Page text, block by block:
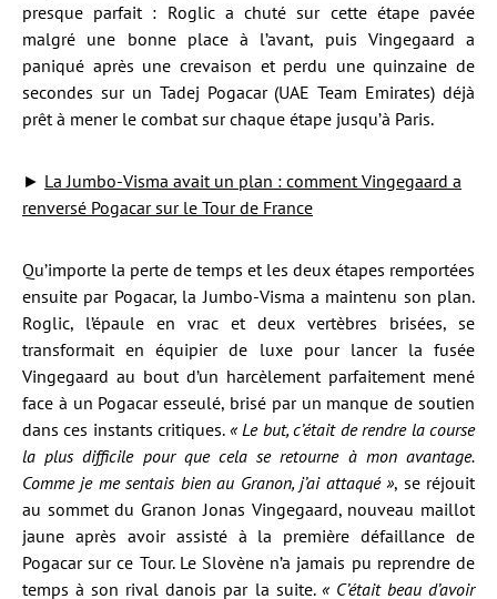
presque parfait : Roglic a chuté sur cette étape pavée
malgré une bonne place à l’avant, puis Vingegaard a
paniqué après une crevaison et perdu une quinzaine de
secondes sur un Tadej Pogacar (UAE Team Emirates) déjà
prêt à mener le combat sur chaque étape jusqu’à Paris.
► La Jumbo-Visma avait un plan : comment Vingegaard a
renversé Pogacar sur le Tour de France
Qu’importe la perte de temps et les deux étapes remportées
ensuite par Pogacar, la Jumbo-Visma a maintenu son plan.
Roglic, l’épaule en vrac et deux vertèbres brisées, se
transformait en équipier de luxe pour lancer la fusée
Vingegaard au bout d’un harcèlement parfaitement mené
face à un Pogacar esseulé, brisé par un manque de soutien
dans ces instants critiques. « Le but, c’était de rendre la course
la plus difficile pour que cela se retourne à mon avantage.
Comme je me sentais bien au Granon, j’ai attaqué », se réjouit
au sommet du Granon Jonas Vingegaard, nouveau maillot
jaune après avoir assisté à la première défaillance de
Pogacar sur ce Tour. Le Slovène n’a jamais pu reprendre de
temps à son rival danois par la suite. « C’était beau d’avoir